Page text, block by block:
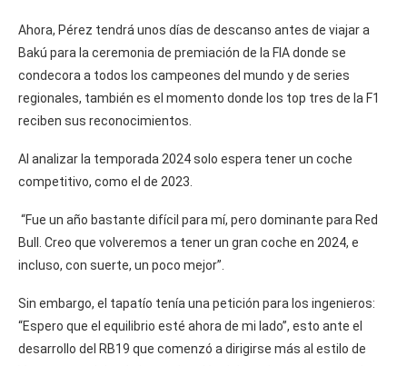
Ahora, Pérez tendrá unos días de descanso antes de viajar a
Bakú para la ceremonia de premiación de la FIA donde se
condecora a todos los campeones del mundo y de series
regionales, también es el momento donde los top tres de la F1
reciben sus reconocimientos.
Al analizar la temporada 2024 solo espera tener un coche
competitivo, como el de 2023.
“Fue un año bastante difícil para mí, pero dominante para Red
Bull. Creo que volveremos a tener un gran coche en 2024, e
incluso, con suerte, un poco mejor”.
Sin embargo, el tapatío tenía una petición para los ingenieros:
“Espero que el equilibrio esté ahora de mi lado”, esto ante el
desarrollo del RB19 que comenzó a dirigirse más al estilo de